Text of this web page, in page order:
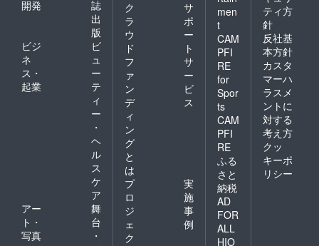
開発
誌
出
版
ビジ
ネ
ス・
起業
ビ
ュ
ー
テ
ィ
ー
・
ヘ
ル
ス
ケ
ア
アー
ト・
写真
舞
台
・
ク
ラ
ウ
ド
フ
ァ
ン
デ
ィ
ン
グ
と
は
サ
ポ
ー
ト
サ
ー
ビ
ス
プ
ロ
ジ
ェ
ク
実
施
事
例
men
t
CAM
PFI
RE
for
Spor
ts
CAM
PFI
RE
ふる
さと
納税
AD
FOR
ALL
HIO
ティ方
針
反社基
本方針
カスタ
マーハ
ラスメ
ントに
対する
考え方
クッ
キーポ
リシー